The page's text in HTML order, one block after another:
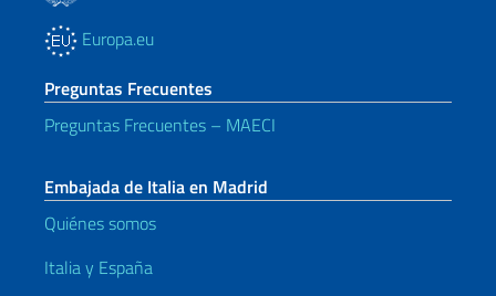
Europa.eu
Preguntas Frecuentes
Preguntas Frecuentes – MAECI
Embajada de Italia en Madrid
Quiénes somos
Italia y España